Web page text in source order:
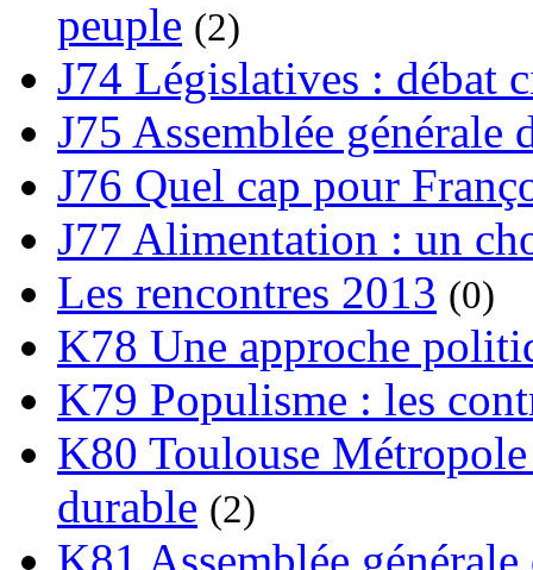
peuple (2)
J74 Législatives : débat
J75 Assemblée générale
J76 Quel cap pour
J77 Alimentation : un
Les rencontres 2013 (0)
K78 Une approche
K79 Populisme : les
K80 Toulouse
durable (2)
K81 Assemblée